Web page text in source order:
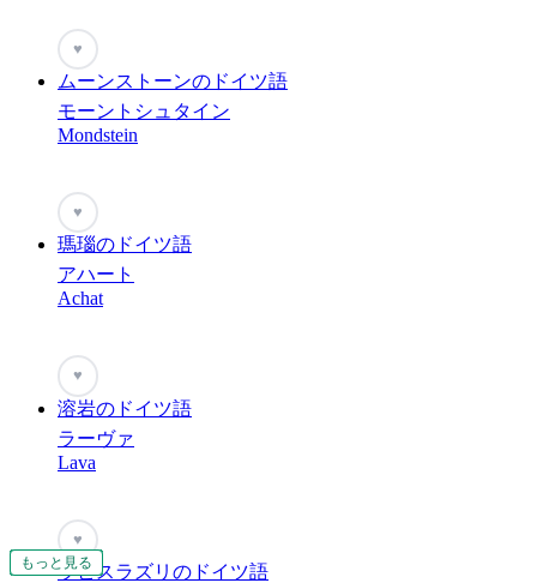
もっと見る
もっと見る
もっと見る
もっと見る
もっと見る
もっと見る
もっと見る
もっと見る
もっと見る
もっと見る
もっと見る
もっと見る
もっと見る
もっと見る
もっと見る
もっと見る
もっと見る
もっと見る
もっと見る
もっと見る
♥
ムーンストーンのドイツ語
モーントシュタイン
Mondstein
♥
瑪瑙のドイツ語
アハート
Achat
♥
溶岩のドイツ語
ラーヴァ
Lava
♥
ラピスラズリのドイツ語